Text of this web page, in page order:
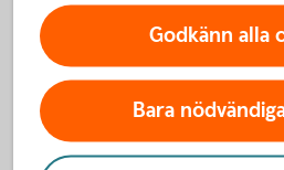
Bull & Bear-certifikat är så kallade
Notes, och i slutliga villkor
certifikat. Det är viktigt att du
tillsammans med det av
grundprospektet innan du handlar.
grundprospekt finns att ladda ner
Godkänn alla
Bara